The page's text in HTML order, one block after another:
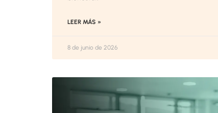
LEER MÁS »
8 de junio de 2026